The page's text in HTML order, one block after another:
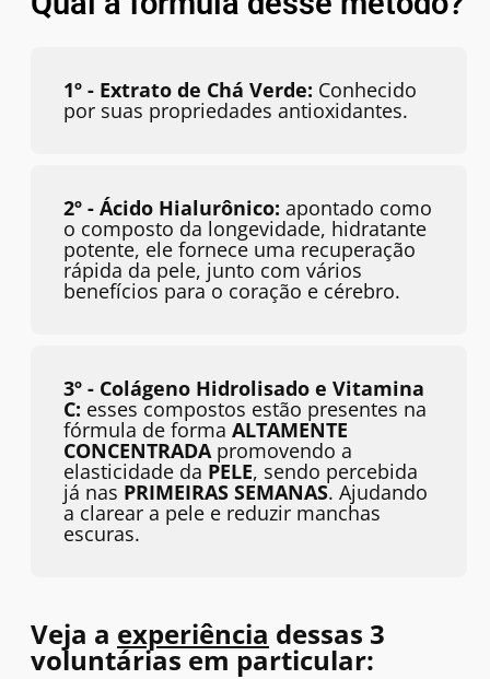
1º - Extrato de Chá Verde: Conhecido
por suas propriedades antioxidantes.
2º - Ácido Hialurônico: apontado como
o composto da longevidade, hidratante
potente, ele fornece uma recuperação
rápida da pele, junto com vários
benefícios para o coração e cérebro.
3º - Colágeno Hidrolisado e Vitamina
C: esses compostos estão presentes na
fórmula de forma ALTAMENTE
CONCENTRADApromovendo a
elasticidade da PELE, sendo percebida
já nas PRIMEIRAS SEMANAS. Ajudando
a clarear a pele e reduzir manchas
escuras.
Veja a experiência dessas 3
voluntárias em particular: